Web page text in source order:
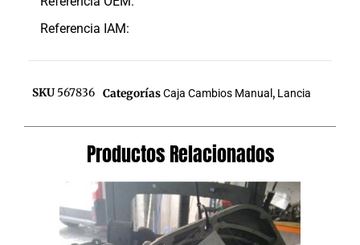
Referencia IAM:
SKU 567836 CategoríasCaja Cambios Manual , Lancia
Productos Relacionados